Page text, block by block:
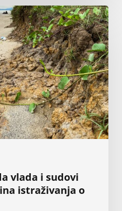
vlada i sudovi
istraživanja o